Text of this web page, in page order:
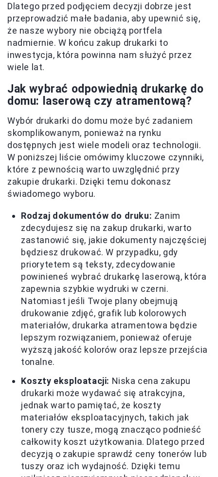
Dlatego przed podjęciem decyzji dobrze jest
przeprowadzić małe badania, aby upewnić się,
że nasze wybory nie obciążą portfela
nadmiernie. W końcu zakup drukarki to
inwestycja, która powinna nam służyć przez
wiele lat.
Jak wybrać odpowiednią drukarkę do
domu: laserową czy atramentową?
Wybór drukarki do domu może być zadaniem
skomplikowanym, ponieważ na rynku
dostępnych jest wiele modeli oraz technologii.
W poniższej liście omówimy kluczowe czynniki,
które z pewnością warto uwzględnić przy
zakupie drukarki. Dzięki temu dokonasz
świadomego wyboru.
Rodzaj dokumentów do druku: Zanim
zdecydujesz się na zakup drukarki, warto
zastanowić się, jakie dokumenty najczęściej
będziesz drukować. W przypadku, gdy
priorytetem są teksty, zdecydowanie
powinieneś wybrać drukarkę laserową, która
zapewnia szybkie wydruki w czerni.
Natomiast jeśli Twoje plany obejmują
drukowanie zdjęć, grafik lub kolorowych
materiałów, drukarka atramentowa będzie
lepszym rozwiązaniem, ponieważ oferuje
wyższą jakość kolorów oraz lepsze przejścia
tonalne.
Koszty eksploatacji: Niska cena zakupu
drukarki może wydawać się atrakcyjna,
jednak warto pamiętać, że koszty
materiałów eksploatacyjnych, takich jak
tonery czy tusze, mogą znacząco podnieść
całkowity koszt użytkowania. Dlatego przed
decyzją o zakupie sprawdź ceny tonerów lub
tuszy oraz ich wydajność. Dzięki temu